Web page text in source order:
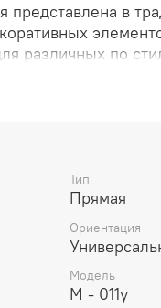
представлена в
различных по
углу, сохранив
в
Тип
Прямая
Ориентация
Модель
М - 011у